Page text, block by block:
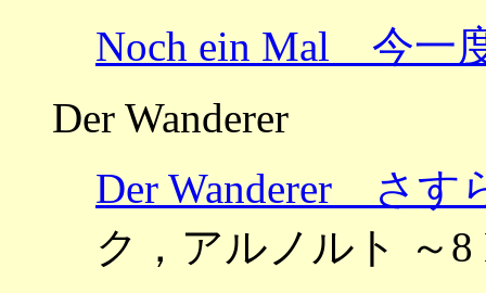
Noch ein Mal 今一
Der Wanderer
Der Wanderer さす
ク，アルノルト ～8